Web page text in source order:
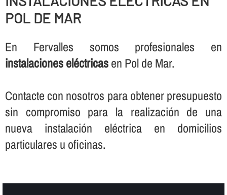
POL DE MAR
En Fervalles somos profesionales en
instalaciones eléctricasen Pol de Mar.
Contacte con nosotros para obtener presupuesto
sin compromiso para la realización de una
nueva instalación eléctrica en domicilios
particulares u oficinas.